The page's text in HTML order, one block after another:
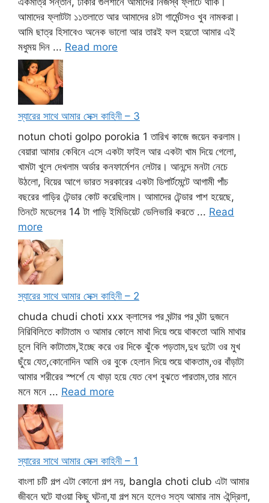
আমাদের ফ্লাটটা ১১তলাতে আর আমাদের ৪টা গার্মেন্টসও খুব নামকরা।
আমি ছাত্র হিসাবেও অনেক ভালো আর তারই ফল হয়তো আমার এই
মধুময় দিন ... Read more
স্যারের সাথে আমার সেক্স কাহিনী – 3
notun choti golpo porokia 1 তারিখ কাজে জয়েন করলাম।
বেয়ারা আমার কেবিনে এসে একটা ফাইল আর একটা খাম দিয়ে গেলো,
খামটা খুলে দেখলাম অর্ডার কনফার্মেশন লেটার। আনন্দে মনটা নেচে
উঠলো, বিয়ের আগে ভারত সরকারের একটা ডিপার্টমেন্টে আগামী পাঁচ
বছরের গাড়ির টেন্ডার কোট করেছিলাম। আমাদের টেন্ডার পাশ হয়েছে,
তিনটে মডেলের 14 টা গাড়ি ইমিডিয়েট ডেলিভারি করতে ... Read
more
স্যারের সাথে আমার সেক্স কাহিনী – 2
chuda chudi choti xxx ক্লাসের পর ঘন্টার পর ঘন্টা দুজনে
নিরিবিলিতে কাটাতাম ও আমার কোলে মাথা দিয়ে শুয়ে থাকতো আমি মাথার
চুলে বিলি কাটাতাম,ইচ্ছে করে ওর দিকে ঝুঁকে পড়তাম,দুধ দুটো ওর মুখ
ছুঁয়ে যেত,কোনোদিন আমি ওর বুকে হেলান দিয়ে শুয়ে থাকতাম,ওর বাঁড়াটা
আমার শরীরের স্পর্শে যে খাড়া হয়ে যেত বেশ বুঝতে পারতাম,তার মানে
মনে মনে ... Read more
স্যারের সাথে আমার সেক্স কাহিনী – 1
বাংলা চটি গল্প এটা কোনো গল্প নয়, bangla choti club এটা আমার
জীবনে ঘটে যাওয়া কিছু ঘটনা,যা গল্প মনে হলেও সত্য আমার নাম ঐন্দ্রিলা,